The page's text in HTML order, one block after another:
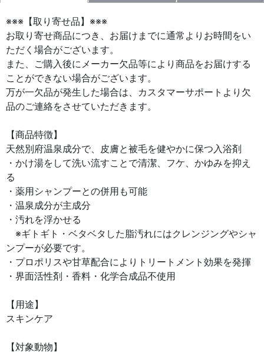
※※※【取り寄せ品】※※※
お取り寄せ商品につき、お届けまでに通常よりお時間をい
ただく場合がございます。
また、ご購入後にメーカー欠品等により商品をお届けする
ことができない場合がございます。
万が一欠品が発生した場合は、カスタマーサポートより欠
品のご連絡をさせていただきます。
【商品特徴】
天然別府温泉成分で、皮膚と被毛を健やかに保つ入浴剤
・かけ湯をして洗い流すことで清潔、フケ、かゆみを抑え
る
・薬用シャンプーとの併用も可能
・温泉成分が主成分
・汚れを浮かせる
※ギトギト・ベタベタした脂汚れにはクレンジングやシャ
ンプーが必要です。
・プロポリスや甘草配合によりトリートメント効果を発揮
・界面活性剤・香料・化学合成品不使用
【用途】
スキンケア
【対象動物】